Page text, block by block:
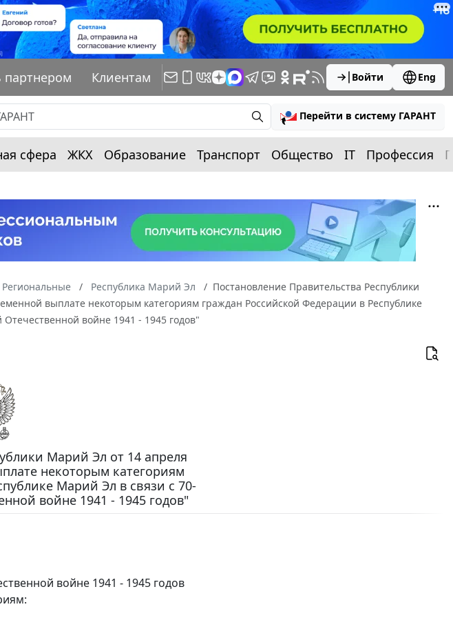
партнером Клиентам Войти Eng
Перейти в систему ГАРАНТ
сфера ЖКХ Образование Транспорт Общество IT Профессия
Региональные Республика Марий Эл
Постановление Правительства Республики
выплате некоторым категориям граждан Российской Федерации в Республике
войне 1941 - 1945 годов"
Марий Эл от 14 апреля
некоторым категориям
Марий Эл в связи с 70-
войне 1941 - 1945 годов"
войне 1941 - 1945 годов